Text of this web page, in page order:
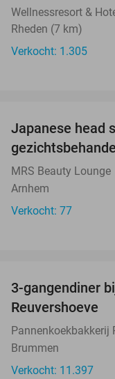
Wellnessresort &
Rheden (7 km)
Verkocht: 1.305
Japanese head
MRS Beauty Lounge
Arnhem
Verkocht: 77
3-gangendiner
Reuvershoeve
Pannenkoekbakkerij
Brummen
Verkocht: 11.397